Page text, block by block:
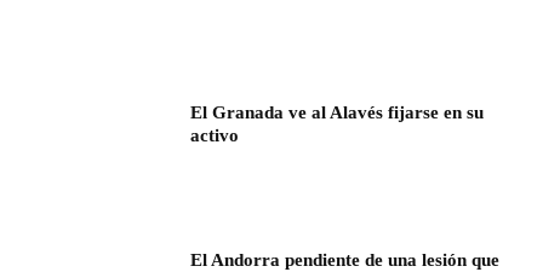
El Granada ve al Alavés fijarse en su
activo
El Andorra pendiente de una lesión que